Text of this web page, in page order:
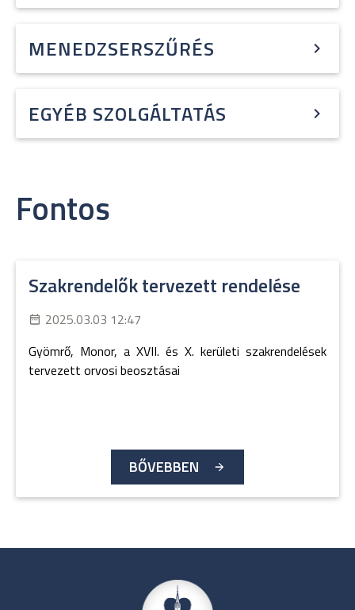
MENEDZSERSZŰRÉS
EGYÉB SZOLGÁLTATÁS
Fontos
Szakrendelők tervezett rendelése
2025.03.03 12:47
Gyömrő, Monor, a XVII. és X. kerületi szakrendelések
tervezett orvosi beosztásai
BŐVEBBEN